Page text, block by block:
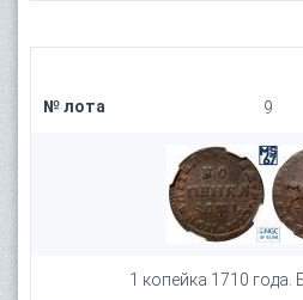
№ лота 9
1 копейка 1710 года.